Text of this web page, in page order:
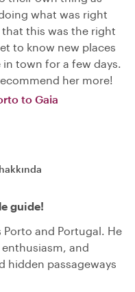
what was right
this was the right
to know new places
town for a few days.
her more!
to Gaia
hakkında
guide!
and Portugal. He
and
hidden passageways